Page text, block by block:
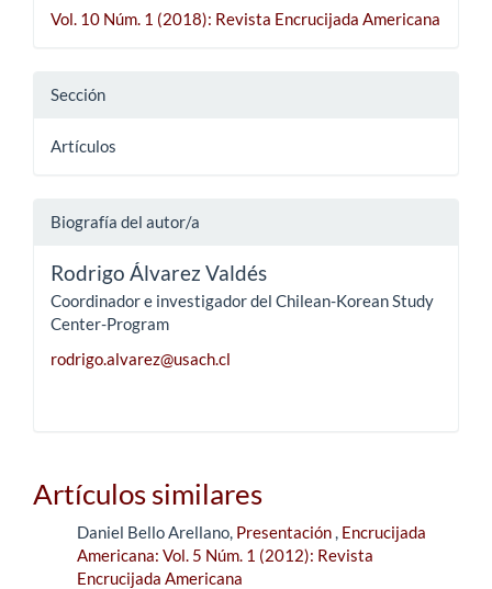
Vol. 10 Núm. 1 (2018): Revista Encrucijada Americana
Sección
Artículos
Biografía del autor/a
Rodrigo Álvarez Valdés
Coordinador e investigador del Chilean-Korean Study
Center-Program
rodrigo.alvarez@usach.cl
Artículos similares
Daniel Bello Arellano, Presentación, Encrucijada
Americana: Vol. 5 Núm. 1 (2012): Revista
Encrucijada Americana